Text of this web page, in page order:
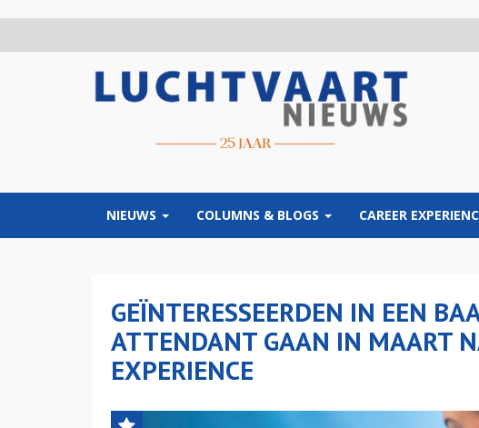
NIEUWS COLUMNS & BLOGS CAREER
GEÏNTERESSEERDEN IN EEN
ATTENDANT GAAN IN MAART
EXPERIENCE